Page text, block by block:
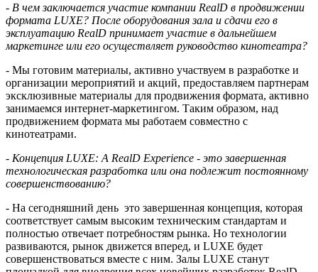
- В чем заключается участие компании RealD в продвижении
формата LUXE? После оборудования зала и сдачи его в
эксплуатацию RealD принимает участие в дальнейшем
маркетинге или его осуществляет руководство кинотеатра?
- Мы готовим материалы, активно участвуем в разработке и
организации мероприятий и акций, предоставляем партнерам
эксклюзивные материалы для продвижения формата, активно
занимаемся интернет-маркетингом. Таким образом, над
продвижением формата мы работаем совместно с
кинотеатрами.
- Концепция LUXE: A RealD Experience - это завершенная
технологическая разработка или она подлежит постоянному
совершенствованию?
- На сегодняшний день это завершенная концепция, которая
соответствует самым высоким техническим стандартам и
полностью отвечает потребностям рынка. Но технологии
развиваются, рынок движется вперед, и LUXE будет
совершенствоваться вместе с ним. Залы LUXE станут